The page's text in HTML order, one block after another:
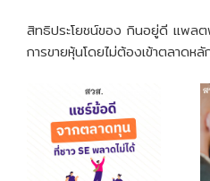
สิทธิประโยชน์ของ กินอยู่ดี แพล
การขายหุ้นโดยไม่ต้องเข้าตลาดห